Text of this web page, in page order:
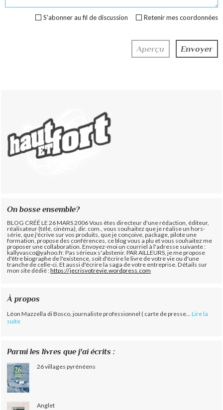
Retenir mes coordonnées
S'abonner au fil de discussion
On bosse ensemble?
BLOG CRÉÉ LE 26 MARS 2006 Vous êtes directeur d'une rédaction, éditeur,
réalisateur (télé, cinéma), dir. com., vous souhaitez que je réalise un hors-
série, que j'écrive sur vos produits, que je conçoive, package, pilote une
formation, propose des conférences, ce blog vous a plu et vous souhaitez me
proposer une collaboration. Envoyez-moi un courriel à l'adresse suivante :
kallyvasco@yahoo.fr. Pas sérieux s'abstenir. PAR AILLEURS, je me propose
d'être biographe de l'existence, soit d'écrire le livre de votre vie ou d'une
tranche de celle-ci. Et aussi d'écrire la saga de votre entreprise. Détails sur
mon site dédié :https://jecrisvotrevie.wordpress.com
À propos
Léon Mazzella di Bosco, journaliste professionnel ( carte de presse... Lire la
suite
Parmi les livres que j'ai écrits :
26 villages pyrénéens
Anglet